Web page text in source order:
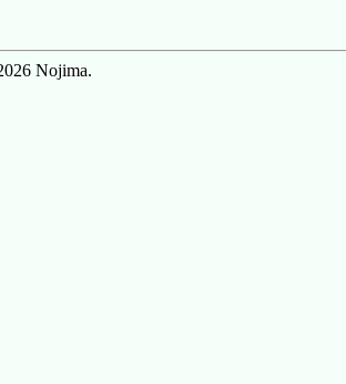
Nojima.